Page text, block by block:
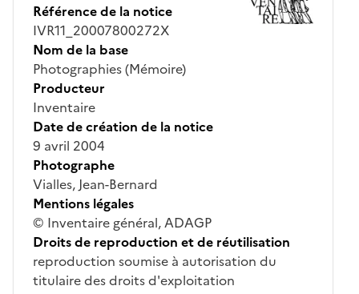
Référence de la notice
IVR11_20007800272X
Nom de la base
Photographies (Mémoire)
Producteur
Inventaire
Date de création de la notice
9 avril 2004
Photographe
Vialles, Jean-Bernard
Mentions légales
© Inventaire général, ADAGP
Droits de reproduction et de réutilisation
reproduction soumise à autorisation du
titulaire des droits d'exploitation